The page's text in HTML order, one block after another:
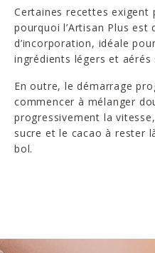
Certaines recettes exigent
pourquoi l’Artisan Plus est
d’incorporation, idéale
ingrédients légers et aérés
En outre, le démarrage
commencer à mélanger
progressivement la
sucre et le cacao à rester
bol.